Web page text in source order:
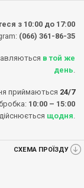
з 10:00 до 17:00
(066) 361-86-35
в той же
день
приймаються 24/7
10:00 – 15:00
щодня
СХЕМА ПРОЇЗДУ